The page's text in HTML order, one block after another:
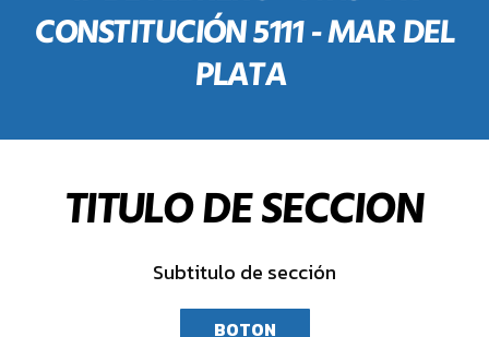
CONSTITUCIÓN 5111 - MAR DEL
PLATA
TITULO DE SECCION
Subtitulo de sección
BOTON